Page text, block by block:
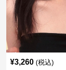
¥3,260 (税込)